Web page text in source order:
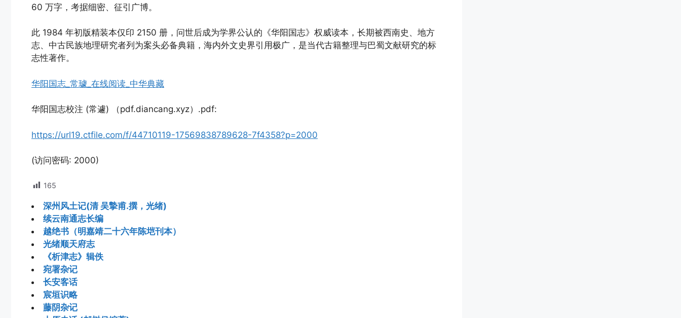
60 万字，考据细密、征引广博。
此 1984 年初版精装本仅印 2150 册，问世后成为学界公认的《华阳国志》权威读本，长期被西南史、地方
志、中古民族地理研究者列为案头必备典籍，海内外文史界引用极广，是当代古籍整理与巴蜀文献研究的标
志性著作。
华阳国志_常璩_在线阅读_中华典藏
华阳国志校注 (常遽) （pdf.diancang.xyz）.pdf:
https://url19.ctfile.com/f/44710119-17569838789628-7f4358?p=2000
(访问密码: 2000)
165
深州风土记(清 吴摯甫.撰，光绪)
续云南通志长编
越绝书（明嘉靖二十六年陈垲刊本）
光绪顺天府志
《析津志》辑佚
宛署杂记
长安客话
宸垣识略
藤阴杂记